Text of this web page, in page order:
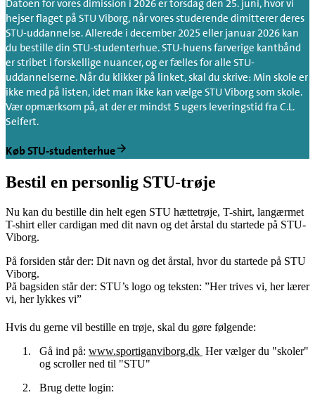
Datoen for vores dimission i 2026 er torsdag den 25. juni, hvor vi
hejser flaget på STU Viborg, når vores studerende dimitterer deres
STU-uddannelse. Allerede i december 2025 eller januar 2026 kan
du bestille din STU-studenterhue. STU-huens farverige kantbånd
er stribet i forskellige nuancer, og er fælles for alle STU-
uddannelserne. Når du klikker på linket, skal du skrive: Min skole er
ikke med på listen, idet man ikke kan vælge STU Viborg som skole.
Vær opmærksom på, at der er mindst 5 ugers leveringstid fra C.L.
Seifert.
Køb STU-studenterhue
Bestil en personlig STU-trøje
Nu kan du bestille din helt egen STU hættetrøje, T-shirt, langærmet
T-shirt eller cardigan med dit navn og det årstal du startede på STU-
Viborg.
På forsiden står der: Dit navn og det årstal, hvor du startede på STU
Viborg.
På bagsiden står der: STU’s logo og teksten: ”Her trives vi, her lærer
vi, her lykkes vi”
Hvis du gerne vil bestille en trøje, skal du gøre følgende:
Gå ind på: www.sportiganviborg.dk Her vælger du "skoler"
og scroller ned til "STU"
Brug dette login: